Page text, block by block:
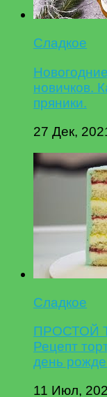
Сладкое
новичков.
пряники.
27 Дек,
Сладкое
ПРОСТОЙ
Рецепт
день
11 Июл,